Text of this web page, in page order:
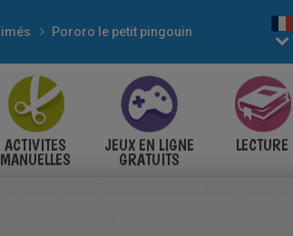
Pororo le petit pingouin
ACTIVITES
MANUELLES
JEUX EN LIGNE
GRATUITS
LECTURE